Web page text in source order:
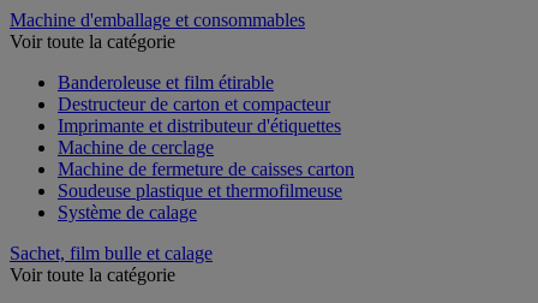
Machine d'emballage et consommables
Voir toute la catégorie
Banderoleuse et film étirable
Destructeur de carton et compacteur
Imprimante et distributeur d'étiquettes
Machine de cerclage
Machine de fermeture de caisses carton
Soudeuse plastique et thermofilmeuse
Système de calage
Sachet, film bulle et calage
Voir toute la catégorie